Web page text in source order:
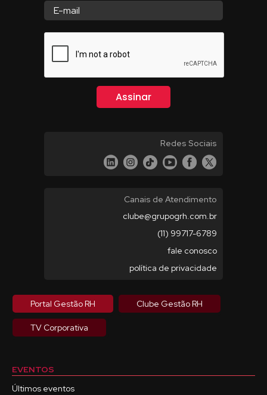
Redes Sociais
Canais de Atendimento
clube@grupogrh.com.br
(11) 99717-6789
fale conosco
política de privacidade
Portal Gestão RH Clube Gestão RH
TV Corporativa
EVENTOS
Últimos eventos